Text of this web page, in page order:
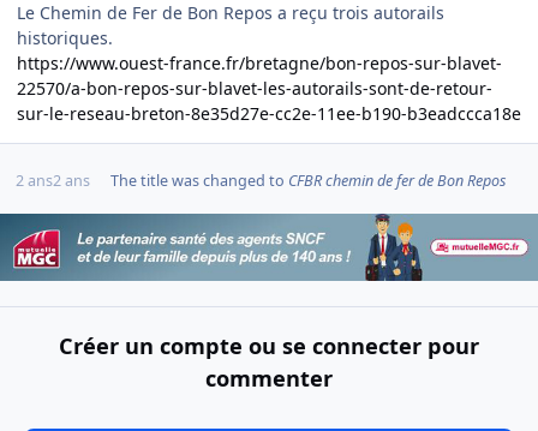
Le Chemin de Fer de Bon Repos a reçu trois autorails
historiques.
https://www.ouest-france.fr/bretagne/bon-repos-sur-blavet-
22570/a-bon-repos-sur-blavet-les-autorails-sont-de-retour-
sur-le-reseau-breton-8e35d27e-cc2e-11ee-b190-b3eadccca18e
2 ans2 ans The title was changed to CFBR chemin de fer de Bon Repos
Créer un compte ou se connecter pour
commenter